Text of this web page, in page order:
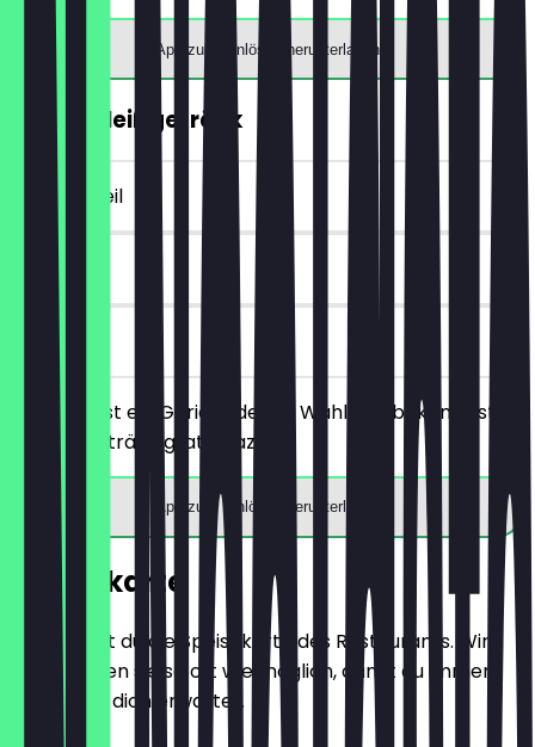
App zum Einlösen herunterladen
GRATIS Heißgetränk
~4 € Vorteil
90 Tage
vor Ort
Du bestellst ein Gericht deiner Wahl und bekommst
ein Heißgetränk gratis dazu.
App zum Einlösen herunterladen
Speisekarte
Hier findest du die Speisekarte des Restaurants. Wir
aktualisieren sie so oft wie möglich, damit du immer
weißt, was dich erwartet.